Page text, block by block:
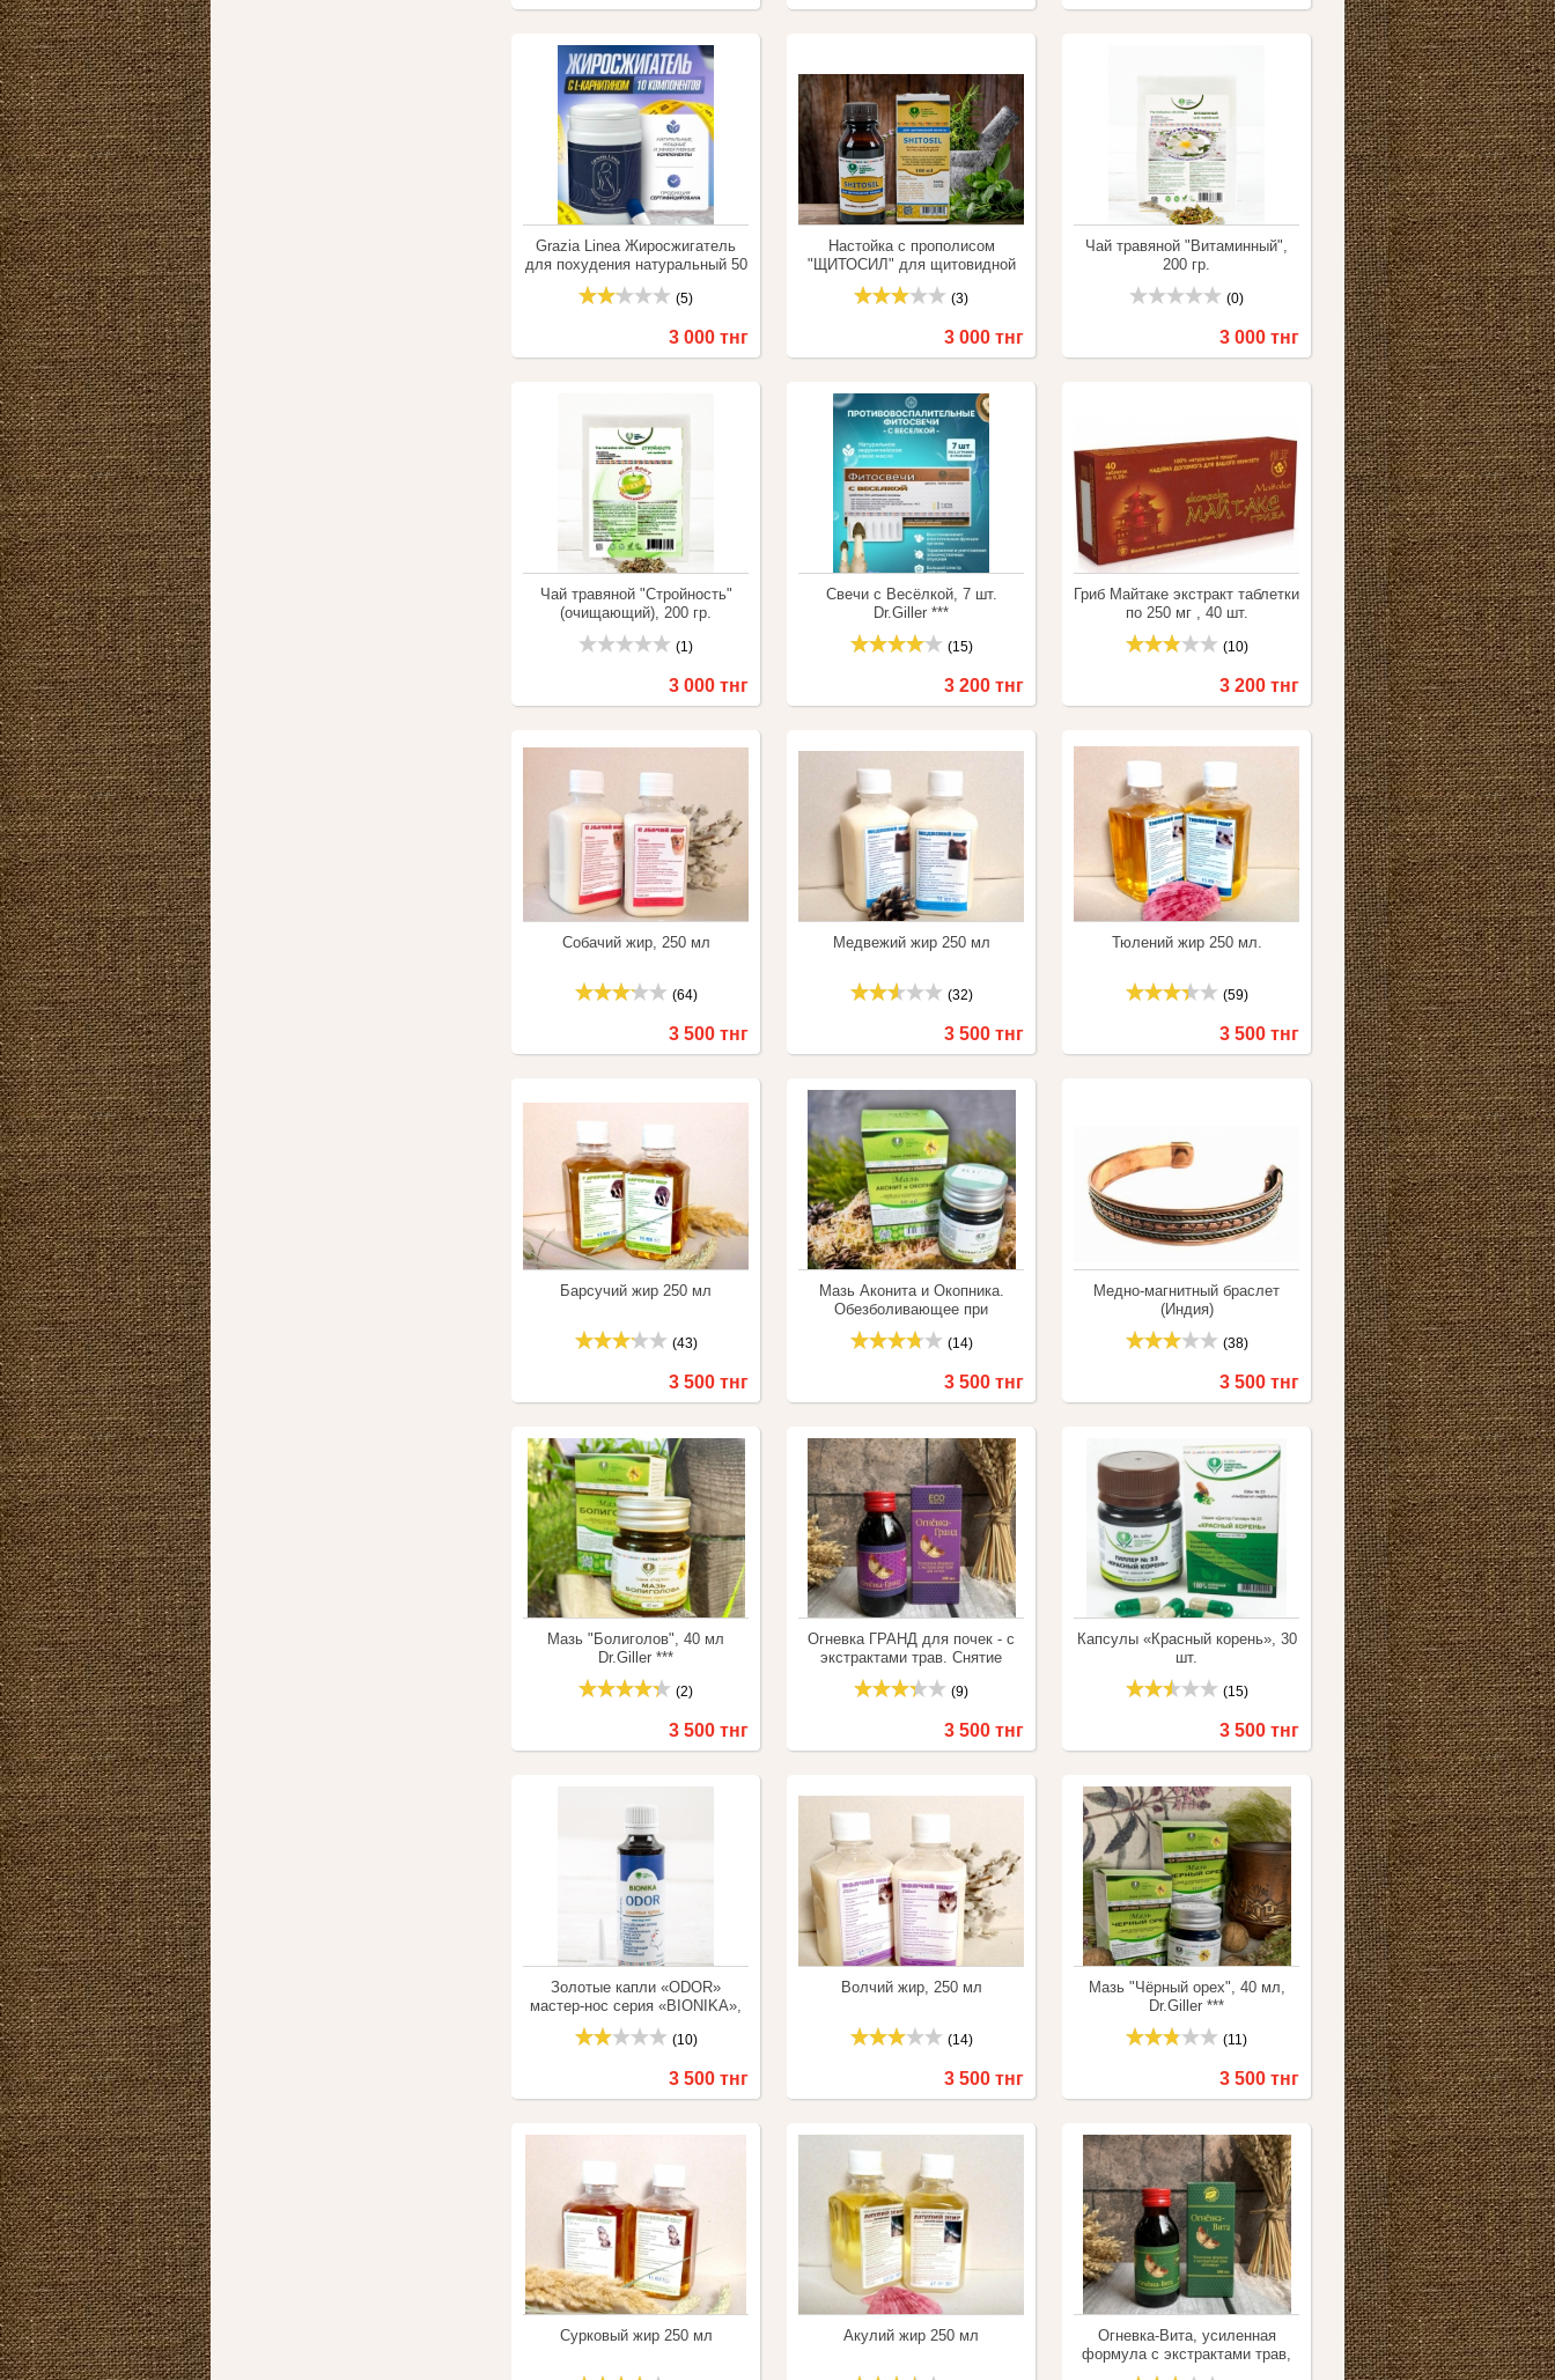
Grazia Linea Жиросжигатель
для похудения натуральный 50
капсул.
(5)
3 000 тнг
Настойка с прополисом
"ЩИТОСИЛ" для щитовидной
железы, 100 мл.
(3)
3 000 тнг
Чай травяной "Витаминный",
200 гр.
(0)
3 000 тнг
Чай травяной "Стройность"
(очищающий), 200 гр.
(1)
3 000 тнг
Свечи с Весёлкой, 7 шт.
Dr.Giller ***
(15)
3 200 тнг
Гриб Майтаке экстракт таблетки
по 250 мг , 40 шт.
(10)
3 200 тнг
Собачий жир, 250 мл
(64)
3 500 тнг
Медвежий жир 250 мл
(32)
3 500 тнг
Тюлений жир 250 мл.
(59)
3 500 тнг
Барсучий жир 250 мл
(43)
3 500 тнг
Мазь Аконита и Окопника.
Обезболивающее при
суставных заболеваниях.
Dr.Giller ***(14)
3 500 тнг
Медно-магнитный браслет
(Индия)
(38)
3 500 тнг
Мазь "Болиголов", 40 мл
Dr.Giller ***
(2)
3 500 тнг
Огневка ГРАНД для почек - с
экстрактами трав. Снятие
воспаления почек, выведение
солей, снимает отечность.
(9)
3 500 тнг
Капсулы «Красный корень», 30
шт.
(15)
3 500 тнг
Золотые капли «ODOR»
мастер-нос серия «BIONIKA»,
50 мл.
(10)
3 500 тнг
Волчий жир, 250 мл
(14)
3 500 тнг
Мазь "Чёрный орех", 40 мл,
Dr.Giller ***
(11)
3 500 тнг
Сурковый жир 250 мл Акулий жир 250 мл
Огневка-Вита, усиленная
формула с экстрактами трав,
антивирус, 100 мл